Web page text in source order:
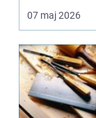
Taket på...
07 maj 2026